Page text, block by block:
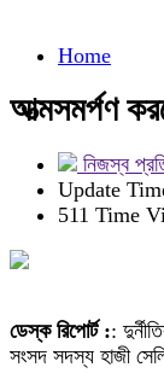
Home
আত্মসমর্পণ
নিজস্ব
Update
511 Time
ডেস্ক রিপোর্ট ::
সংসদ সদস্য হাজী